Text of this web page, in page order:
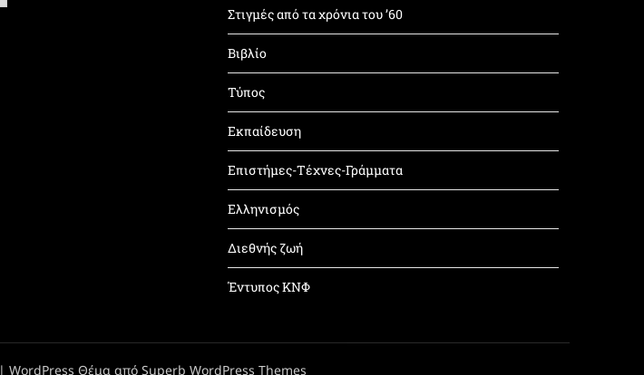
Στιγμές από τα χρόνια του ’60
Βιβλίο
Τύπος
Εκπαίδευση
Επιστήμες-Τέχνες-Γράμματα
Ελληνισμός
Διεθνής ζωή
Έντυπος ΚΝΦ
| WordPress Θέμα από Superb WordPress Themes